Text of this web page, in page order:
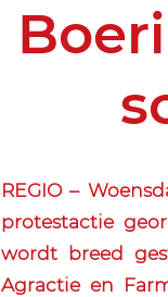
REGIO –
protestactie
wordt breed
Agractie en